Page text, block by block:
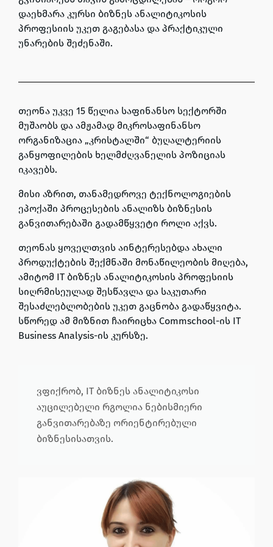
დაეხმარა კურსი ბიზნეს ანალიტიკოსის
პროფესიის უკეთ გაგებასა და პრაქტიკული
უნარების შეძენაში.
თეონა უკვე 15 წელია საფინანსო სექტორში
მუშაობს და ამჟამად მიკროსაფინანსო
ორგანიზაცია „კრისტალში“ ბუღალტერიის
განყოფილების ხელმძღვანელის პოზიციას
იკავებს.
მისი აზრით, თანამედროვე ტექნოლოგიების
ეპოქაში პროცესების ანალიზს ბიზნესის
განვითარებაში გადამწყვეტი როლი აქვს.
თეონას ყოველთვის აინტერესებდა ახალი
პროდუქტების შექმნაში მონაწილეობის მიღება,
ამიტომ IT ბიზნეს ანალიტიკოსის პროფესიის
სიღრმისეულად შესწავლა და საკუთარი
შესაძლებლობების უკეთ გაცნობა გადაწყვიტა.
სწორედ ამ მიზნით ჩაირიცხა Commschool-ის IT
Business Analysis-ის კურსზე.
ვფიქრობ, IT ბიზნეს ანალიტიკოსი
აუცილებელი რგოლია ნებისმიერი
განვითარებაზე ორიენტირებული
ბიზნესისათვის.